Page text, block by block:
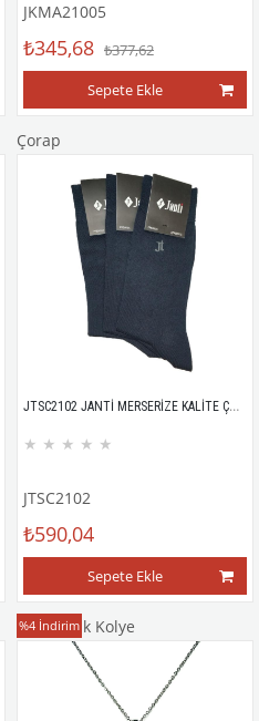
JKMA21005
₺345,68 ₺377,62
Sepete Ekle
Çorap
JTSC2102 JANTİ MERSERİZE KALİTE ÇORAP 3'LÜ
★ ★ ★ ★ ★
JTSC2102
₺590,04
Sepete Ekle
Taşlı Çelik Kolye
%4 İndirim